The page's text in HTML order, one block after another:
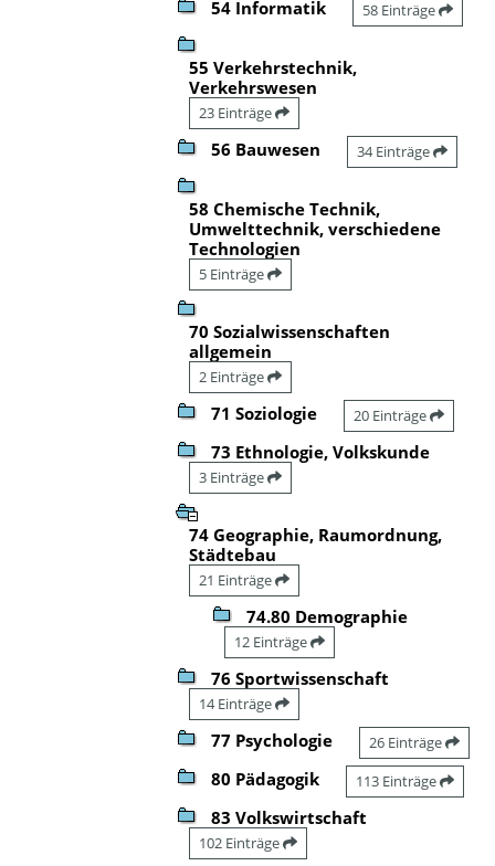
54 Informatik 58 Einträge
55 Verkehrstechnik,
Verkehrswesen
23 Einträge
56 Bauwesen 34 Einträge
58 Chemische Technik,
Umwelttechnik, verschiedene
Technologien
5 Einträge
70 Sozialwissenschaften
allgemein
2 Einträge
71 Soziologie 20 Einträge
73 Ethnologie, Volkskunde
3 Einträge
74 Geographie, Raumordnung,
Städtebau
21 Einträge
74.80 Demographie
12 Einträge
76 Sportwissenschaft
14 Einträge
77 Psychologie 26 Einträge
80 Pädagogik 113 Einträge
83 Volkswirtschaft
102 Einträge